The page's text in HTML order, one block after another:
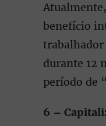
benefício
durante 12
período de
6 –